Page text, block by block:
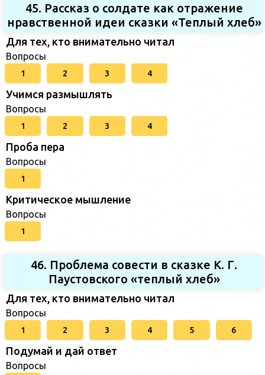
45. Рассказ о солдате как отражение
нравственной идеи сказки «Теплый хлеб»
Для тех, кто внимательно читал
Вопросы
1 2 3 4
Учимся размышлять
Вопросы
1 2 3 4
Проба пера
Вопросы
1
Критическое мышление
Вопросы
1
46. Проблема совести в сказке К. Г.
Паустовского «теплый хлеб»
Для тех, кто внимательно читал
Вопросы
1 2 3 4 5 6
Подумай и дай ответ
Вопросы